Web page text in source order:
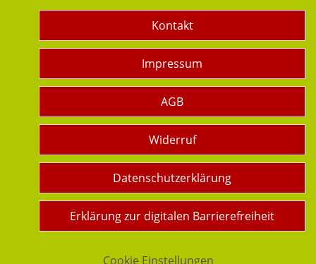
Kontakt
Impressum
AGB
Widerruf
Datenschutzerklärung
Erklärung zur digitalen Barrierefreiheit
Cookie Einstellungen